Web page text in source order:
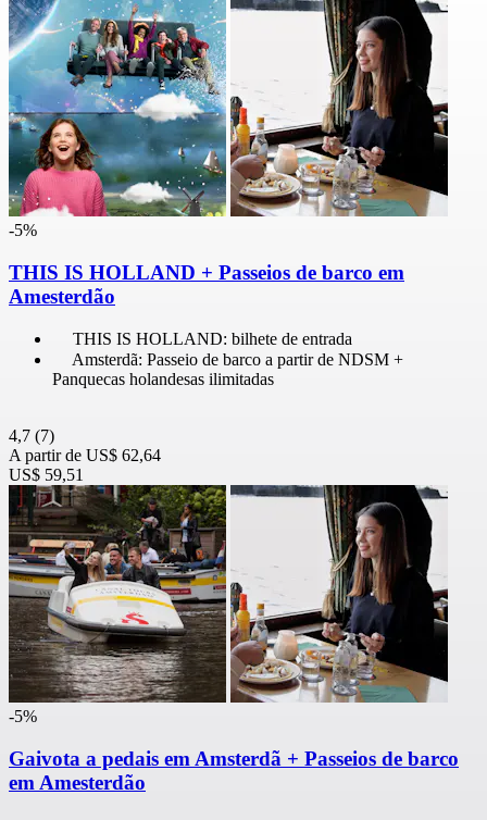
-5%
THIS IS HOLLAND + Passeios de barco em
Amesterdão
THIS IS HOLLAND: bilhete de entrada
Amsterdã: Passeio de barco a partir de NDSM +
Panquecas holandesas ilimitadas
4,7 (7)
A partir de US$ 62,64
US$ 59,51
-5%
Gaivota a pedais em Amsterdã + Passeios de barco
em Amesterdão